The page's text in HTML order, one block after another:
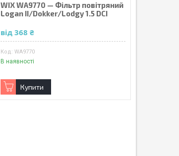
WIX WA9770 — Фільтр повітряний
Logan II/Dokker/Lodgy 1.5 DCI
від 368 ₴
WA9770
В наявності
Купити